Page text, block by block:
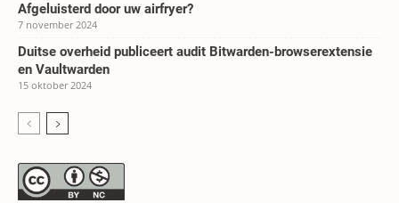
Afgeluisterd door uw airfryer?
7 november 2024
Duitse overheid publiceert audit Bitwarden-browserextensie
en Vaultwarden
15 oktober 2024